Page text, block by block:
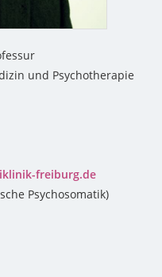
und Psychotherapie
freiburg.de
Psychosomatik)